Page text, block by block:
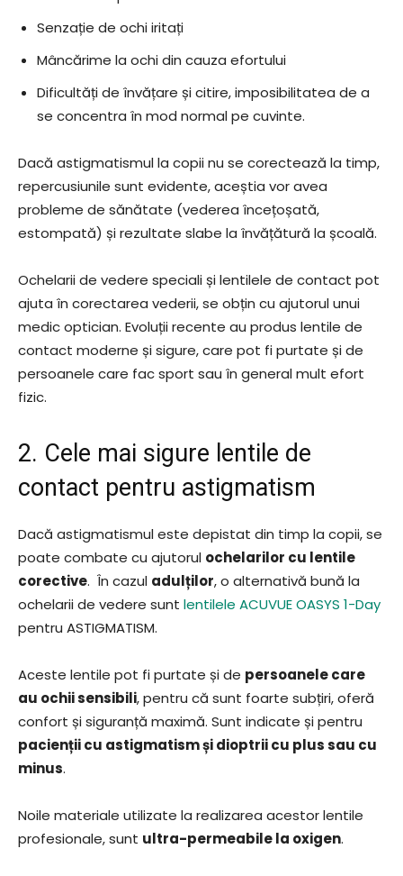
Senzație de ochi iritați
Mâncărime la ochi din cauza efortului
Dificultăți de învățare și citire, imposibilitatea de a
se concentra în mod normal pe cuvinte.
Dacă astigmatismul la copii nu se corectează la timp,
repercusiunile sunt evidente, aceștia vor avea
probleme de sănătate (vederea încețoșată,
estompată) și rezultate slabe la învățătură la școală.
Ochelarii de vedere speciali și lentilele de contact pot
ajuta în corectarea vederii, se obțin cu ajutorul unui
medic optician. Evoluții recente au produs lentile de
contact moderne și sigure, care pot fi purtate și de
persoanele care fac sport sau în general mult efort
fizic.
2. Cele mai sigure lentile de
contact pentru astigmatism
Dacă astigmatismul este depistat din timp la copii, se
poate combate cu ajutorul ochelarilor cu lentile
corective. În cazul adulților, o alternativă bună la
ochelarii de vedere sunt lentilele ACUVUE OASYS 1-Day
pentru ASTIGMATISM.
Aceste lentile pot fi purtate și de persoanele care
au ochii sensibili, pentru că sunt foarte subțiri, oferă
confort și siguranță maximă. Sunt indicate și pentru
pacienții cu astigmatism și dioptrii cu plus sau cu
minus.
Noile materiale utilizate la realizarea acestor lentile
profesionale, sunt ultra-permeabile la oxigen.